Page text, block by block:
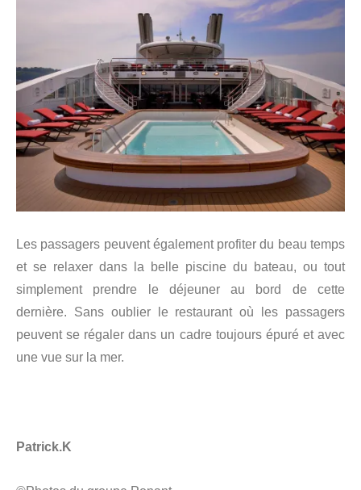
Les passagers peuvent également profiter du beau temps
et se relaxer dans la belle piscine du bateau, ou tout
simplement prendre le déjeuner au bord de cette
dernière. Sans oublier le restaurant où les passagers
peuvent se régaler dans un cadre toujours épuré et avec
une vue sur la mer.
Patrick.K